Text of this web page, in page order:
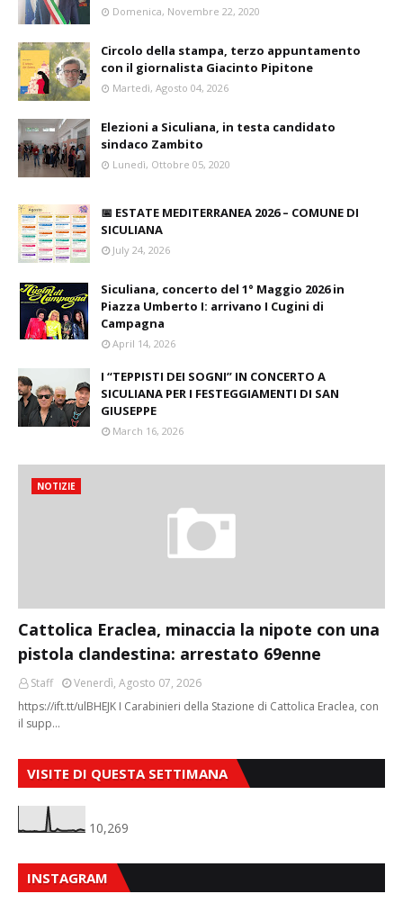
Domenica, Novembre 22, 2020
Circolo della stampa, terzo appuntamento
con il giornalista Giacinto Pipitone
Martedì, Agosto 04, 2026
Elezioni a Siculiana, in testa candidato
sindaco Zambito
Lunedì, Ottobre 05, 2020
📅 ESTATE MEDITERRANEA 2026 – COMUNE DI
SICULIANA
July 24, 2026
Siculiana, concerto del 1° Maggio 2026 in
Piazza Umberto I: arrivano I Cugini di
Campagna
April 14, 2026
I “TEPPISTI DEI SOGNI” IN CONCERTO A
SICULIANA PER I FESTEGGIAMENTI DI SAN
GIUSEPPE
March 16, 2026
NOTIZIE
Cattolica Eraclea, minaccia la nipote con una
pistola clandestina: arrestato 69enne
Staff
Venerdì, Agosto 07, 2026
https://ift.tt/ulBHEJK I Carabinieri della Stazione di Cattolica Eraclea, con
il supp…
VISITE DI QUESTA SETTIMANA
10,269
INSTAGRAM